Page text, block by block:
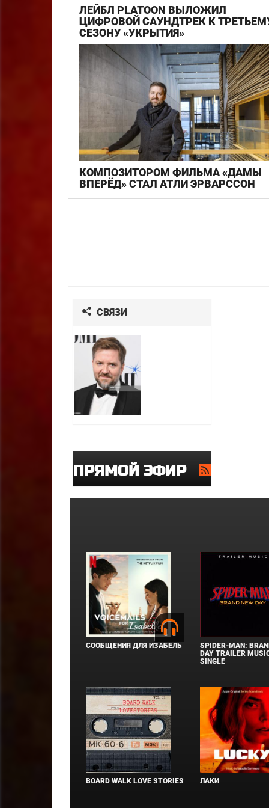
ЛЕЙБЛ PLATOON ВЫЛОЖИЛ
ЦИФРОВОЙ САУНДТРЕК К
СЕЗОНУ «УКРЫТИЯ»
КОМПОЗИТОРОМ ФИЛЬМА «ДАМЫ
ВПЕРЁД» СТАЛ АТЛИ ЭРВАРССОН
СВЯЗИ
ПРЯМОЙ ЭФИР
СООБЩЕНИЯ ДЛЯ ИЗАБЕЛЬ
SPIDER-MAN:
DAY TRAILER
SINGLE
BOARD WALK LOVE STORIES ЛАКИ